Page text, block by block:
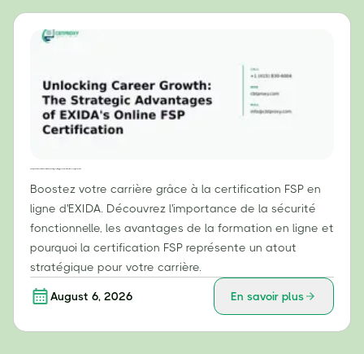
Boostez votre carrière grâce à la certification FSP en
ligne d'EXIDA. Découvrez l'importance de la sécurité
fonctionnelle, les avantages de la formation en ligne et
pourquoi la certification FSP représente un atout
stratégique pour votre carrière.
August 6, 2026 En savoir plus